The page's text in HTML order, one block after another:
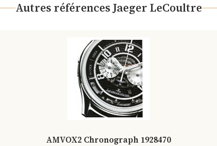
Autres références Jaeger LeCoultre
AMVOX2 Chronograph 1928470